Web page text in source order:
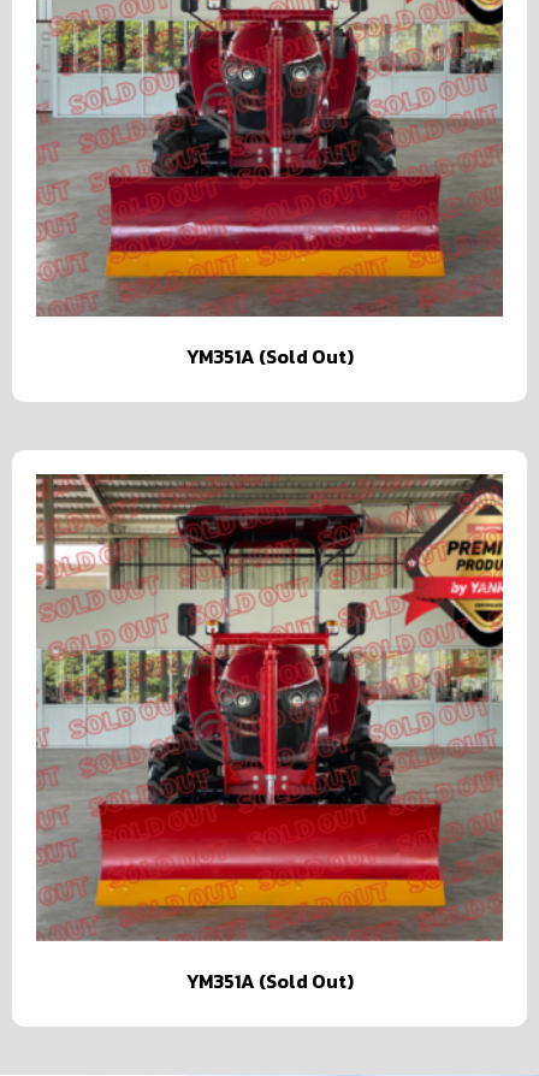
YM351A (Sold Out)
YM351A (Sold Out)